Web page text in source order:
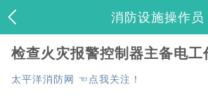
消防设施操作员
检查火灾报警控制器主备电工
太平洋消防网 ☜点我关注！